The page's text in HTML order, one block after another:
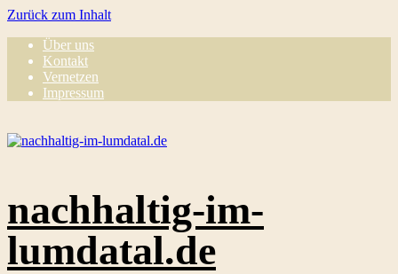
Zurück zum Inhalt
Über uns
Kontakt
Vernetzen
Impressum
nachhaltig-im-
lumdatal.de